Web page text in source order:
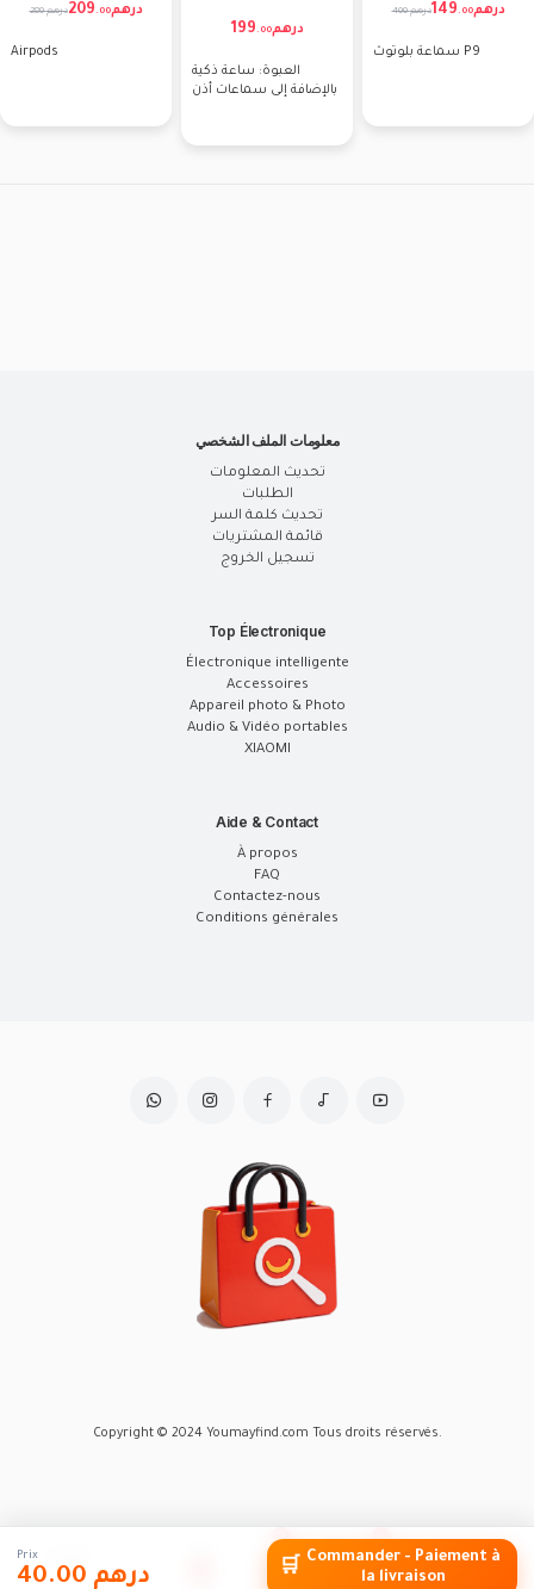
280 درهم209 . 00درهم
Airpods
199 . 00درهم
العبوة: ساعة ذكية
بالإضافة إلى سماعات أذن
400 درهم149 . 00درهم
سماعة بلوتوث P9
معلومات الملف الشخصي
تحديث المعلومات
الطلبات
تحديث كلمة السر
قائمة المشتريات
تسجيل الخروج
Top Électronique
Électronique intelligente
Accessoires
Appareil photo & Photo
Audio & Vidéo portables
XIAOMI
Aide & Contact
À propos
FAQ
Contactez-nous
Conditions générales
Copyright © 2024 Youmayfind.com Tous droits réservés.
Wishlist
0
Panier
0
Marketplace
Marketplace
Prix
40.00 درهم 🛒 Commander - Paiement à
la livraison